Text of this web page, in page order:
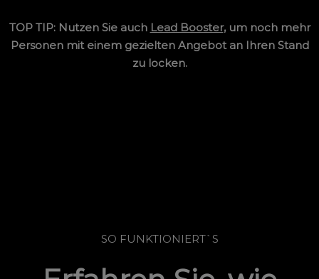
TOP TIP: Nutzen Sie auch Lead Booster, um noch mehr
Personen mit einem gezielten Angebot an Ihren Stand
zu locken.
SO FUNKTIONIERT`S